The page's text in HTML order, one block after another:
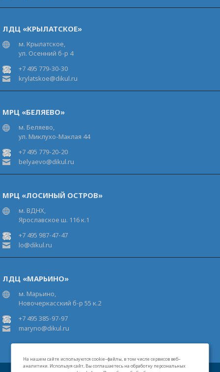
На нашем сайте используются cookie–файлы, в том числе сервисов веб–
аналитики. Используя сайт, Вы соглашаетесь на обработку персональных
ЛДЦ «КРЫЛАТСКОЕ»
м. Крылатское,
ул. Осенний б-р 4
+7 495 779-30-30
krylatskoe@dikul.ru
МРЦ «БЕЛЯЕВО»
м. Беляево,
ул. Миклухо-Маклая 44
+7 495 779-20-20
belyaevo@dikul.ru
МРЦ «ЛОСИНЫЙ ОСТРОВ»
м. ВДНХ,
Ярославское ш. 116 к.1
+7 495 987-47-47
lo@dikul.ru
ЛДЦ «МАРЬИНО»
м. Марьино,
Новочеркасский б-р 55 к.2
+7 495 385-97-97
maryno@dikul.ru